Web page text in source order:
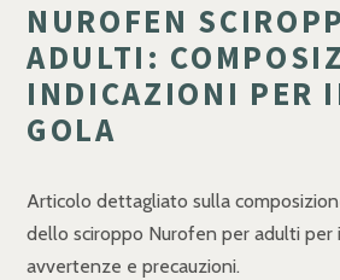
NUROFEN
ADULTI:
INDICAZIONI PER
GOLA
Articolo dettagliato sulla
dello sciroppo Nurofen per adulti per
avvertenze e precauzioni.